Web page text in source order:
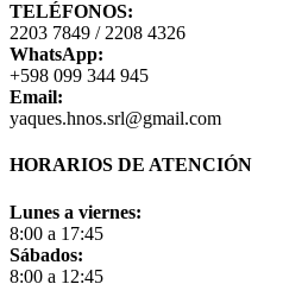
TELÉFONOS:
2203 7849 / 2208 4326
WhatsApp:
+598 099 344 945
Email:
yaques.hnos.srl@gmail.com
HORARIOS DE ATENCIÓN
Lunes a viernes:
8:00 a 17:45
Sábados:
8:00 a 12:45